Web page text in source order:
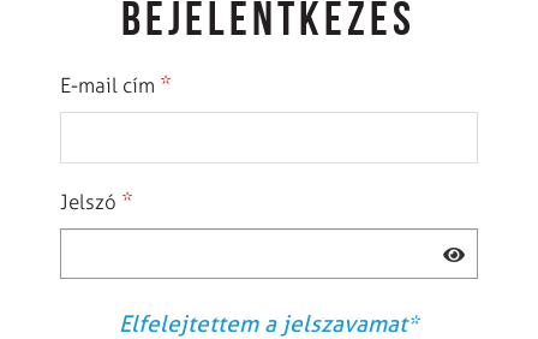
BEJELENTKEZÉS
E-mail cím *
Jelszó *
Elfelejtettem a jelszavamat*